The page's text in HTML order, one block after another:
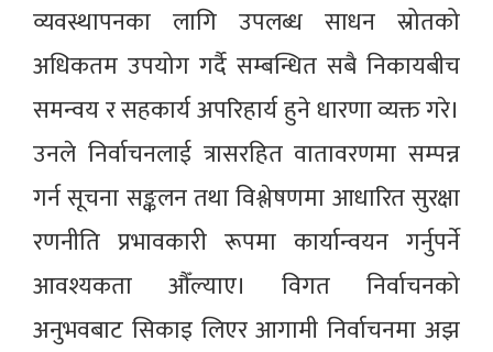
व्यवस्थापनका लागि उपलब्ध साधन स्रोतको
अधिकतम उपयोग गर्दै सम्बन्धित सबै निकायबीच
समन्वय र सहकार्य अपरिहार्य हुने धारणा व्यक्त गरे।
उनले निर्वाचनलाई त्रासरहित वातावरणमा सम्पन्न
गर्न सूचना सङ्कलन तथा विश्लेषणमा आधारित सुरक्षा
रणनीति प्रभावकारी रूपमा कार्यान्वयन गर्नुपर्ने
आवश्यकता औँल्याए। विगत निर्वाचनको
अनुभवबाट सिकाइ लिएर आगामी निर्वाचनमा अझ